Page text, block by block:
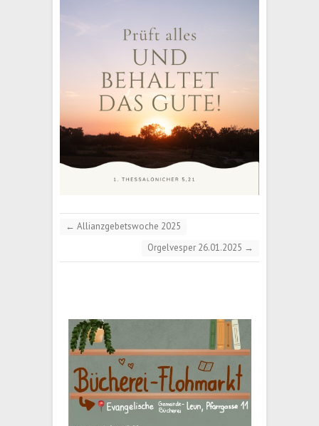
← Allianzgebetswoche 2025
Orgelvesper 26.01.2025 →